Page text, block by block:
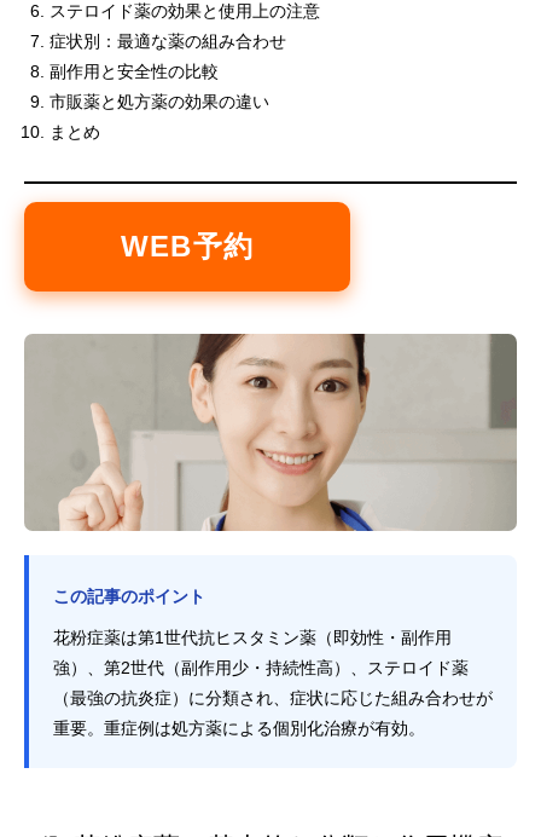
ステロイド薬の効果と使用上の注意
症状別：最適な薬の組み合わせ
副作用と安全性の比較
市販薬と処方薬の効果の違い
まとめ
WEB予約
この記事のポイント
花粉症薬は第1世代抗ヒスタミン薬（即効性・副作用
強）、第2世代（副作用少・持続性高）、ステロイド薬
（最強の抗炎症）に分類され、症状に応じた組み合わせが
重要。重症例は処方薬による個別化治療が有効。